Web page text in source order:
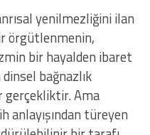
yenilmezliğini ilan
örgütlenmenin,
bir hayalden ibaret
bağnazlık
gerçekliktir. Ama
anlayışından türeyen